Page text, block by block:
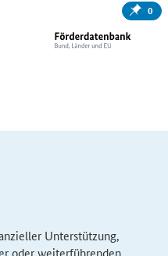
0
Unterstützung,